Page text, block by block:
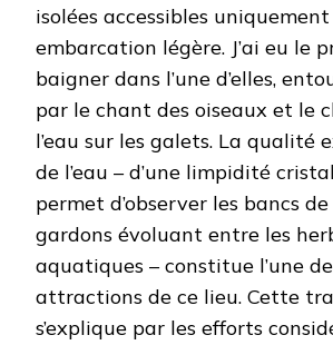
isolées accessibles
embarcation légère. J’ai eu le
baigner dans l’une d’elles,
par le chant des oiseaux et le
l’eau sur les galets. La qualité
de l’eau – d’une limpidité
permet d’observer les bancs
gardons évoluant entre les
aquatiques – constitue l’une
attractions de ce lieu. Cette
s’explique par les efforts